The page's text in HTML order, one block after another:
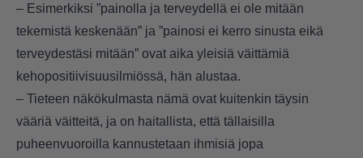
– Esimerkiksi ”painolla ja terveydellä ei ole mitään
tekemistä keskenään” ja ”painosi ei kerro sinusta eikä
terveydestäsi mitään” ovat aika yleisiä väittämiä
kehopositiivisuusilmiössä, hän alustaa.
– Tieteen näkökulmasta nämä ovat kuitenkin täysin
vääriä väitteitä, ja on haitallista, että tällaisilla
puheenvuoroilla kannustetaan ihmisiä jopa